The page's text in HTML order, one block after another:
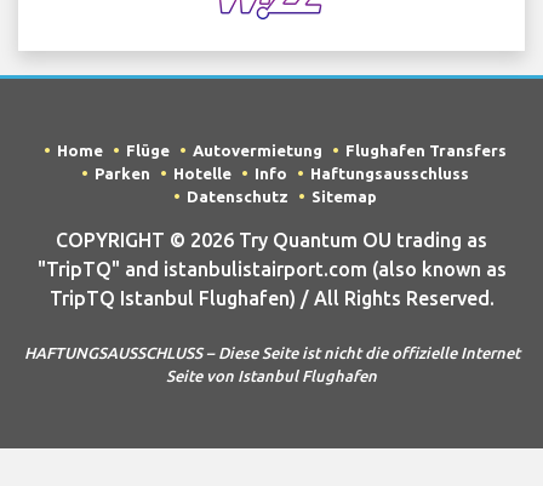
Home Flüge Autovermietung
Flughafen Transfers
Parken
Hotelle Info
Haftungsausschluss
Datenschutz
Sitemap
COPYRIGHT © 2026 Try Quantum OU trading as
"TripTQ" and istanbulistairport.com (also known as
TripTQ Istanbul Flughafen) / All Rights Reserved.
HAFTUNGSAUSSCHLUSS – Diese Seite ist nicht die offizielle Internet
Seite von Istanbul Flughafen